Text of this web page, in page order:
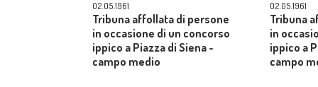
02.05.1961
Tribuna affollata di persone
in occasione di un concorso
ippico a Piazza di Siena -
campo medio
02.05.1961
Tribuna
in
ippico a
campo